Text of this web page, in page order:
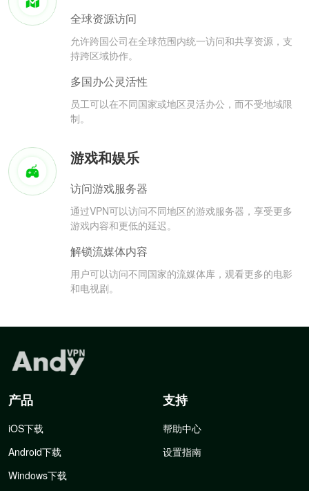
全球资源访问
允许跨国公司在全球范围内统一访问和共享资源，支
持跨区域协作。
多国办公灵活性
员工可以在不同国家或地区灵活办公，而不受地域限
制。
游戏和娱乐
访问游戏服务器
通过VPN可以访问不同地区的游戏服务器，享受更多
游戏内容和更低的延迟。
解锁流媒体内容
用户可以访问不同国家的流媒体库，观看更多的电影
和电视剧。
产品
iOS下载
Android下载
Windows下载
支持
帮助中心
设置指南